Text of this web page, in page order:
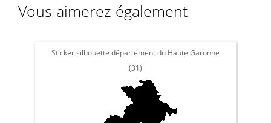
Vous aimerez également
Sticker silhouette département du Haute Garonne
(31)